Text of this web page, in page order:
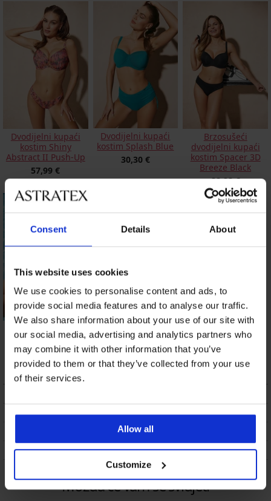
Consent Details About
This website uses cookies
We use cookies to personalise content and ads, to
provide social media features and to analyse our traffic.
We also share information about your use of our site with
our social media, advertising and analytics partners who
may combine it with other information that you’ve
provided to them or that they’ve collected from your use
of their services.
Allow all
Customize
Dvodijelni kupaći
kostim Shiny
Abstract II Push-Up
57,99 €
Dvodijelni kupaći
kostim Splash Blue
30,30 €
Brzosušeći
dvodijelni kupaći
kostim Spacer 3D
Breeze Black
88,98 €
Dvodijelni kupaći
kostim Angele Mint
98,98 €
Dvodijelni kupaći
kostim PINK STORM
Tatu
18,98 €
DOSTAVA I PLAĆANJE
ODRŽAVANJE I PRANJE
Možda će vam se svidjeti